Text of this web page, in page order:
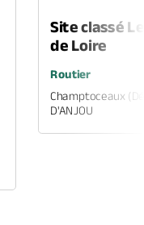
Site classé
de Loire
Routier
Champtoceaux
D'ANJOU